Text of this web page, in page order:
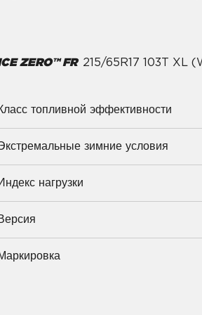
ZERO™ FR 215/65R17 103T XL
топливной эффективности
зимние условия
нагрузки